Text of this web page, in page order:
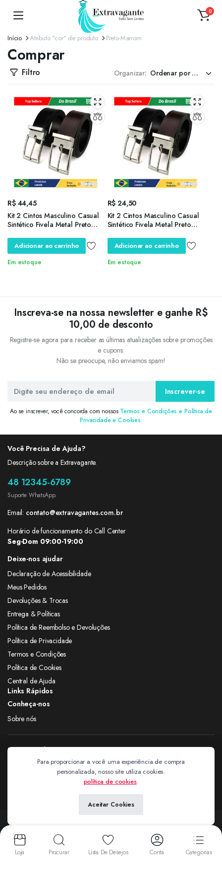
0
Início Atributo "cor" de produto Preto-Marrom
Comprar
Filtro Organizar:
R$44,45
Kit 2 C​intos Masculino Casual
Sintético Fivela Metal Preto
Pronta Entrega 2041
Adicionar ao carrinho
Em estoque
R$ 24,50
Kit 2 C​intos Masculino Casual
Sintético Fivela Metal Preto
Pronta Entrega 2041
Adicionar ao carrinho
Em estoque
Inscreva-se na nossa newsletter e ganhe R$
10,00 de desconto
Registre-se agora para receber as últimas atualizações sobre promoções
e cupons.
Não se preocupe, não enviamos spam!
Inscrever-se
Ao se inscrever, você concorda com nossos Termos e Condições e Política de
Privacidade e Cookies.
Você Precisa de Ajuda?
Descrição sobre a Extravagante.
48 12345-6789
Suporte WhatsApp.
Email: contato@extravagantes.com.br
Horário de funcionamento do Call Center
Seg-Dom 09:00-19:00
Deixe-nos ajudar
Declaração de Acessibilidade
Meus Pedidos
Devoluções & Trocas
Entrega & Políticas
Política de Reembolso e Devoluções
Política de Privacidade
Termos e Condições
Política de Cookies
Central de Ajuda
Links Rápidos
Conheça-nos
Sobre nós
Siga nas redes
Copyright 2024 © Extravagantes. Todos os direitos reservados. by
Aceitamos:
Para proporcionar a você uma experiência de compra
personalizada, nosso site utiliza cookies.
política de cookies.
Aceitar Cookies
Loja Procurar Lista De Desejos Conta Categorias